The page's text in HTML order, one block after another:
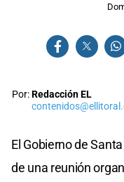
Por:Redacción EL
El Gobierno de
de una reunión